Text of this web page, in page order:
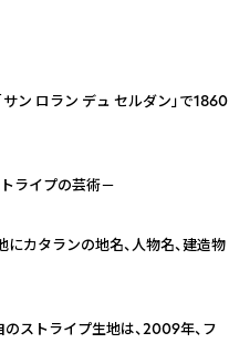
サン ロラン デュ セルダン」で1860
ライプの芸術－
カタランの地名、人物名、建造物
ストライプ生地は、2009年、フ